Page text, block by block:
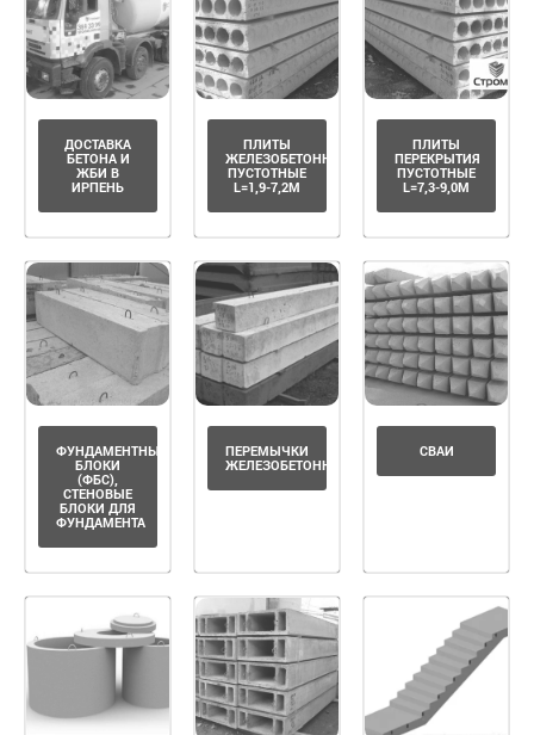
ДОСТАВКА
БЕТОНА И
ЖБИ В
ИРПЕНЬ
ПЛИТЫ
ЖЕЛЕЗОБЕТОННЫЕ
ПУСТОТНЫЕ
L=1,9-7,2М
ПЛИТЫ
ПЕРЕКРЫТИЯ
ПУСТОТНЫЕ
L=7,3-9,0М
ФУНДАМЕНТНЫЕ
БЛОКИ
(ФБС),
СТЕНОВЫЕ
БЛОКИ ДЛЯ
ФУНДАМЕНТА
ПЕРЕМЫЧКИ
ЖЕЛЕЗОБЕТОННЫЕ
СВАИ